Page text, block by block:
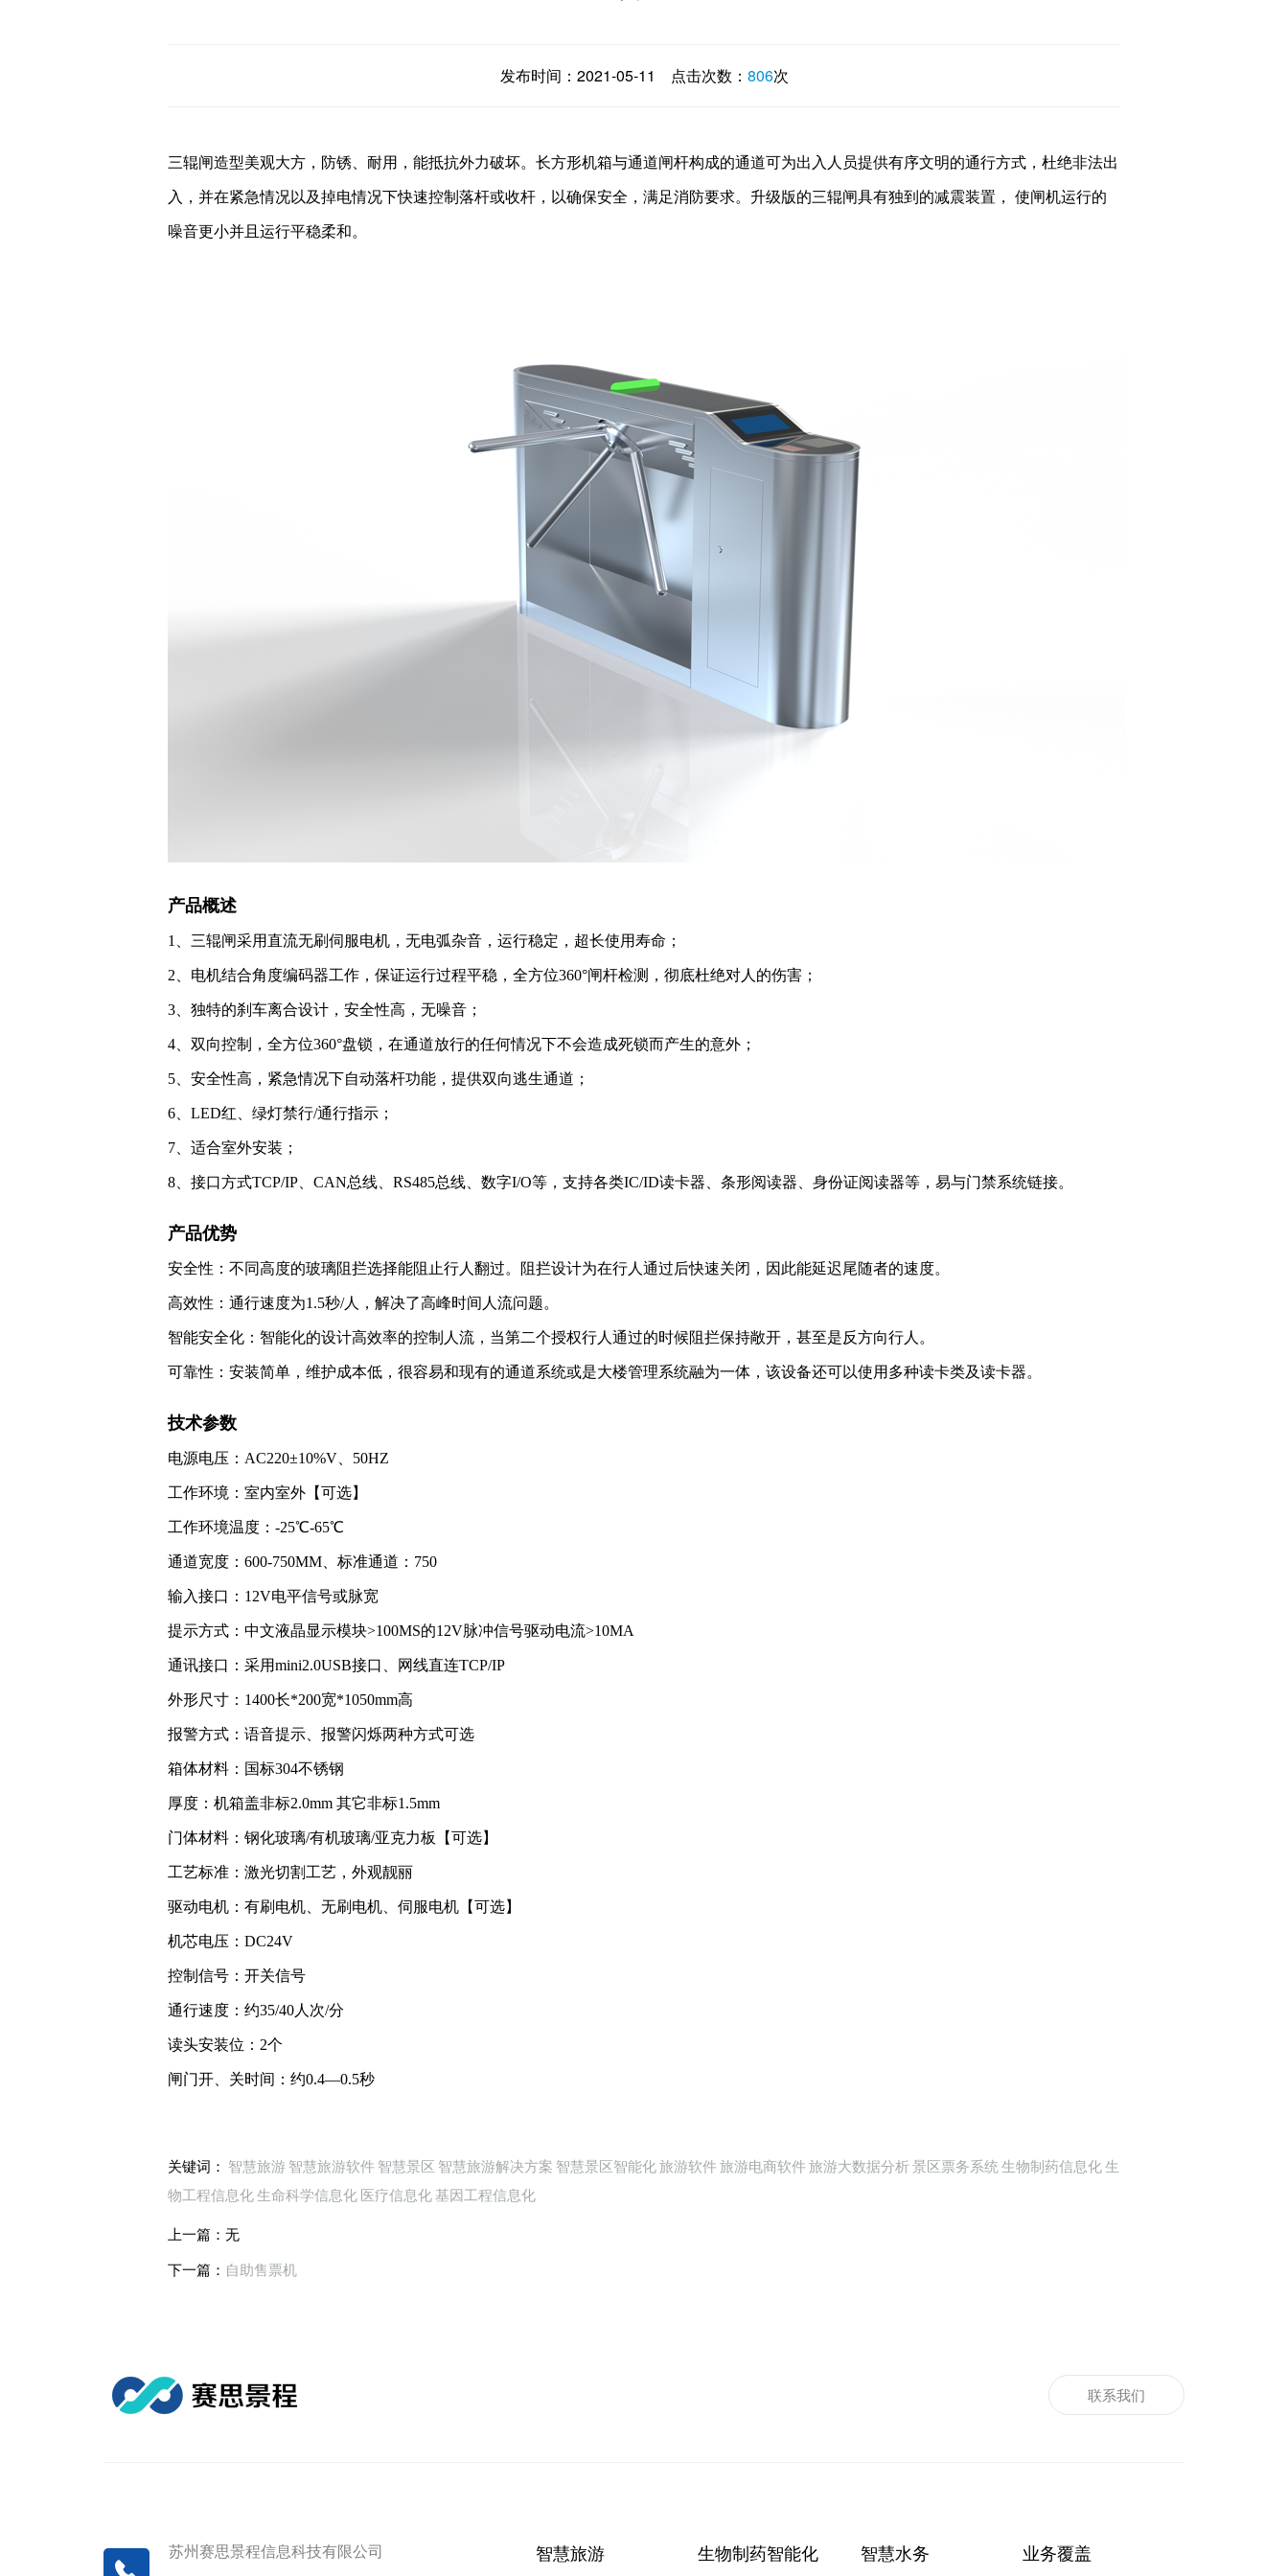
发布时间： 2021-05-11 点击次数： 806次
三辊闸造型美观大方，防锈、耐用，能抵抗外力破坏。长方形机箱与通道闸杆构成的通道可为出入人员提供有序文明的通行方式，杜绝非法出
入，并在紧急情况以及掉电情况下快速控制落杆或收杆，以确保安全，满足消防要求。升级版的三辊闸具有独到的减震装置， 使闸机运行的
噪音更小并且运行平稳柔和。
产品概述
1、三辊闸采用直流无刷伺服电机，无电弧杂音，运行稳定，超长使用寿命；
2、电机结合角度编码器工作，保证运行过程平稳，全方位360°闸杆检测，彻底杜绝对人的伤害；
3、独特的刹车离合设计，安全性高，无噪音；
4、双向控制，全方位360°盘锁，在通道放行的任何情况下不会造成死锁而产生的意外；
5、安全性高，紧急情况下自动落杆功能，提供双向逃生通道；
6、LED红、绿灯禁行/通行指示；
7、适合室外安装；
8、接口方式TCP/IP、CAN总线、RS485总线、数字I/O等，支持各类IC/ID读卡器、条形阅读器、身份证阅读器等，易与门禁系统链接。
产品优势
安全性：不同高度的玻璃阻拦选择能阻止行人翻过。阻拦设计为在行人通过后快速关闭，因此能延迟尾随者的速度。
高效性：通行速度为1.5秒/人，解决了高峰时间人流问题。
智能安全化：智能化的设计高效率的控制人流，当第二个授权行人通过的时候阻拦保持敞开，甚至是反方向行人。
可靠性：安装简单，维护成本低，很容易和现有的通道系统或是大楼管理系统融为一体，该设备还可以使用多种读卡类及读卡器。
技术参数
电源电压：AC220±10%V、50HZ
工作环境：室内室外【可选】
工作环境温度：-25℃-65℃
通道宽度：600-750MM、标准通道：750
输入接口：12V电平信号或脉宽
提示方式：中文液晶显示模块>100MS的12V脉冲信号驱动电流>10MA
通讯接口：采用mini2.0USB接口、网线直连TCP/IP
外形尺寸：1400长*200宽*1050mm高
报警方式：语音提示、报警闪烁两种方式可选
箱体材料：国标304不锈钢
厚度：机箱盖非标2.0mm 其它非标1.5mm
门体材料：钢化玻璃/有机玻璃/亚克力板【可选】
工艺标准：激光切割工艺，外观靓丽
驱动电机：有刷电机、无刷电机、伺服电机【可选】
机芯电压：DC24V
控制信号：开关信号
通行速度：约35/40人次/分
读头安装位：2个
闸门开、关时间：约0.4—0.5秒
关键词： 智慧旅游 智慧旅游软件 智慧景区 智慧旅游解决方案 智慧景区智能化旅游软件旅游电商软件旅游大数据分析景区票务系统生物制药信息化生
物工程信息化生命科学信息化 医疗信息化 基因工程信息化
上一篇：无
下一篇： 自助售票机
联系我们
苏州赛思景程信息科技有限公司 智慧旅游 生物制药智能化 智慧水务 业务覆盖